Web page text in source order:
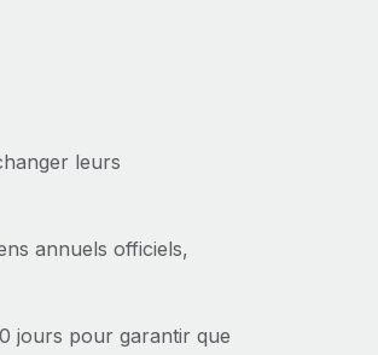
leurs
annuels officiels,
jours pour garantir que